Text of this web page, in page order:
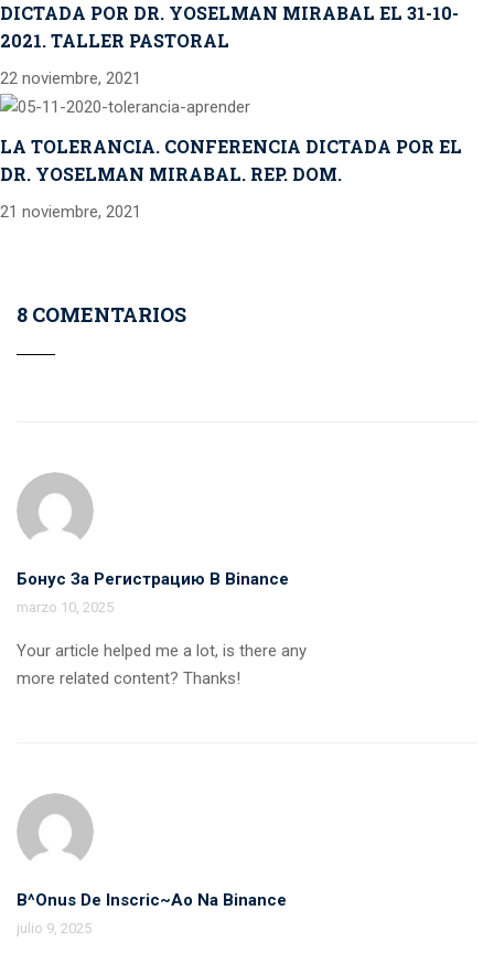
DICTADA POR DR. YOSELMAN MIRABAL EL 31-10-
2021. TALLER PASTORAL
22 noviembre, 2021
LA TOLERANCIA. CONFERENCIA DICTADA POR EL
DR. YOSELMAN MIRABAL. REP. DOM.
21 noviembre, 2021
8 COMENTARIOS
Бонус За Регистрацию В Binance
marzo 10, 2025
Your article helped me a lot, is there any
more related content? Thanks!
B^onus De Inscric~ao Na Binance
julio 9, 2025